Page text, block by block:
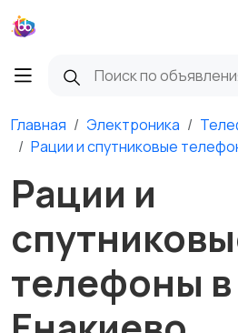
Главная Электроника
Рации и спутниковые
Рации и
телефоны в